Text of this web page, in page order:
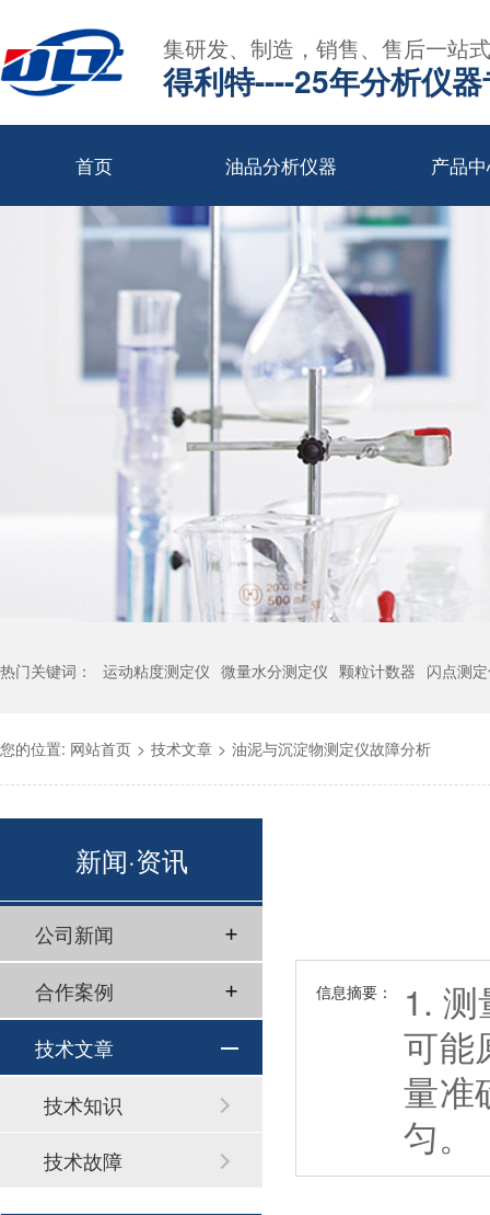
集研发、制造，销售、售后一站
得利特----25年分析仪
首页 油品分析仪器 产品
热门关键词： 运动粘度测定仪 微量水分测定仪 颗粒计数器 闪点测
您的位置: 网站首页 > 技术文章 > 油泥与沉淀物测定仪故障分析
信息摘要：
1.
可能
量准
匀。
新闻·资讯
公司新闻
合作案例
技术文章
技术知识
技术故障